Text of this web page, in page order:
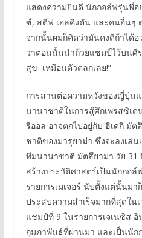
แสดงความยินดี นักกอล์ฟรุ่นพี่อ
ซ์, สตีฟ เอลคิงตัน และคนอื่นๆ
จากนั้นผมก็คิดว่ามันคงดีถ้าได้อ
ว่าตอนนั้นนำถ้วยแชมป์ไว้บนศี
สุข เหมือนตัวตลกเลย!”
การสานต่อความหวังของญี่ปุ่น
นานาชาติในการสู้ศึกเพรสซิเ
รีออล อาจตกไปอยู่กับ ฮิเดกิ มั
ชาติของมารุยาม่า ซึ่งจะลงเล่
ทีมนานาชาติ มัตสึยาม่า วัย 31
สร้างประวัติศาสตร์เป็นนักกอ
รายการเมเจอร์ นับตั้งแต่นั้นมา
ประสบความสำเร็จมากที่สุดใน
แชมป์ที่ 9 ในรายการเจเนซิส
กุมภาพันธ์ที่ผ่านมา และเป็นนั